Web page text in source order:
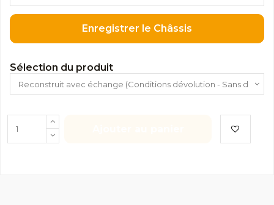
Enregistrer le Châssis
Sélection du produit